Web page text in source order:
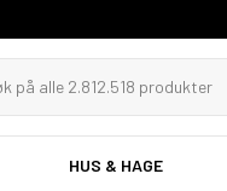
HUS & HAGE